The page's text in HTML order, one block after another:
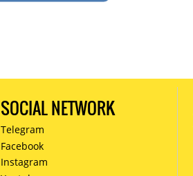
SOCIAL NETWORK
Telegram
Facebook
Instagram